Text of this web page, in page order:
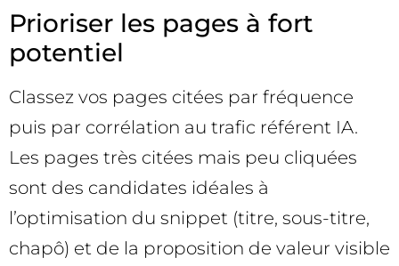
Prioriser les pages à fort
potentiel
Classez vos pages citées par fréquence
puis par corrélation au trafic référent IA.
Les pages très citées mais peu cliquées
sont des candidates idéales à
l’optimisation du snippet (titre, sous-titre,
chapô) et de la proposition de valeur visible